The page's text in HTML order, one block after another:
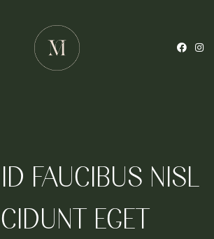
FAUCIBUS NISL
EGET